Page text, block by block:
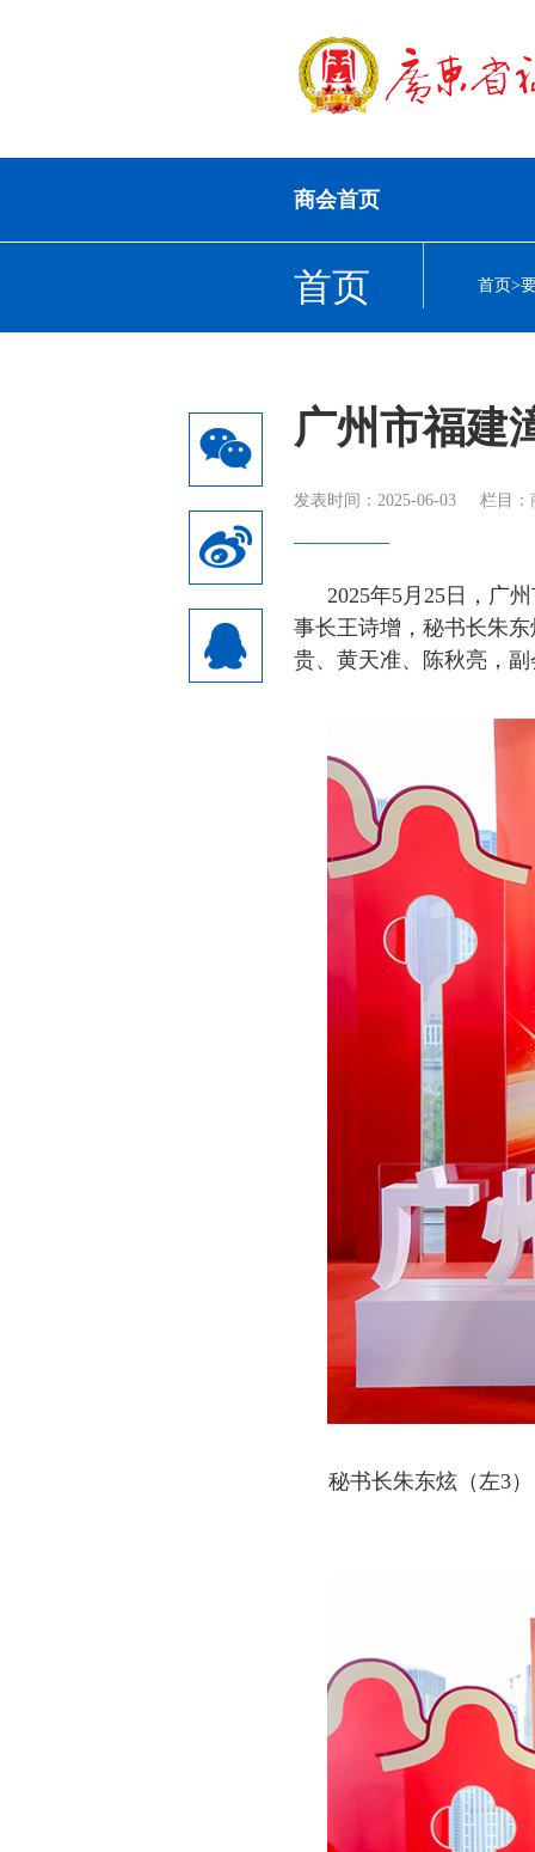
商会首页
首页 首页>
广州市福建
发表时间：2025-06-03 栏目：
2025年5月25日，广
事长王诗增，秘书长朱
贵、黄天准、陈秋亮，
秘书长朱东炫（左3